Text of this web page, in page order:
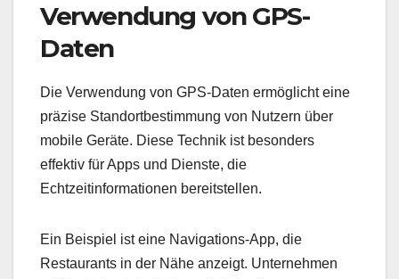
Verwendung von GPS-
Daten
Die Verwendung von GPS-Daten ermöglicht eine
präzise Standortbestimmung von Nutzern über
mobile Geräte. Diese Technik ist besonders
effektiv für Apps und Dienste, die
Echtzeitinformationen bereitstellen.
Ein Beispiel ist eine Navigations-App, die
Restaurants in der Nähe anzeigt. Unternehmen